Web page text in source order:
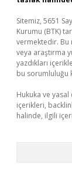
Sitemiz, 5651
Kurumu (BTK)
vermektedir. Bu
veya araştırma
yazdıkları
bu sorumluluğu
Hukuka ve
içerikleri,
halinde, ilgili